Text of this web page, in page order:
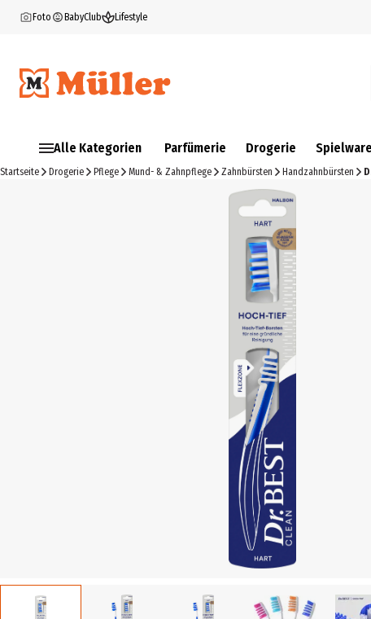
Foto BabyClub Lifestyle
Alle Kategorien Parfümerie Drogerie
Startseite Drogerie Pflege Mund- & Zahnpflege Zahnbürsten Handzahnbürsten